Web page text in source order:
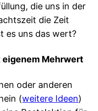
die uns in der
die Zeit
es uns das wert?
Mehrwert
oder anderen
(weitere Ideen)